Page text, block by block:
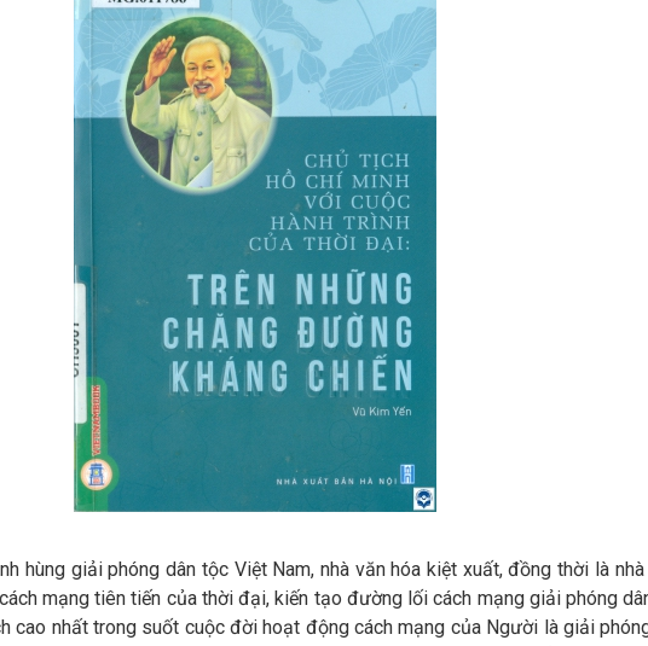
hùng giải phóng dân tộc Việt Nam, nhà văn hóa kiệt xuất, đồng thời là
mạng tiên tiến của thời đại, kiến tạo đường lối cách mạng giải phóng
cao nhất trong suốt cuộc đời hoạt động cách mạng của Người là giải